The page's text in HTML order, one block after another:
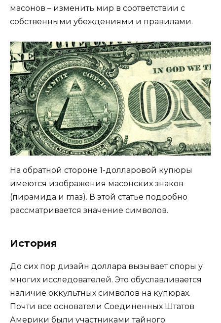
масонов – изменить мир в соответствии с
собственными убеждениями и правилами.
На обратной стороне 1-долларовой купюры
имеются изображения масонских знаков
(пирамида и глаз). В этой статье подробно
рассматривается значение символов.
История
До сих пор дизайн доллара вызывает споры у
многих исследователей. Это обуславливается
наличие оккультных символов на купюрах.
Почти все основатели Соединенных Штатов
Америки были участниками тайного